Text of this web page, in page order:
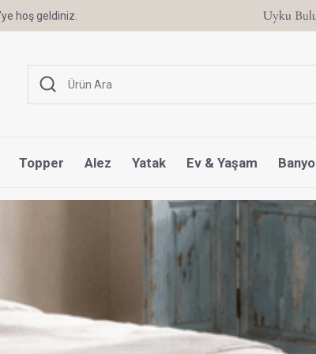
hoş geldiniz. 6 Ay'a Varan Taksit Ayrıcalığı
Topper Alez Yatak Ev & Yaşam Banyo